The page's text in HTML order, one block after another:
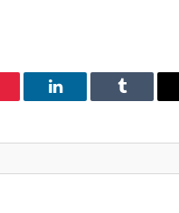
LinkedIn Tumblr